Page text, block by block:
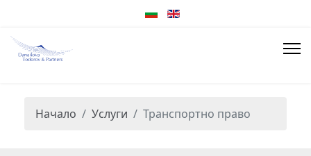
Начало Услуги Транспортно право